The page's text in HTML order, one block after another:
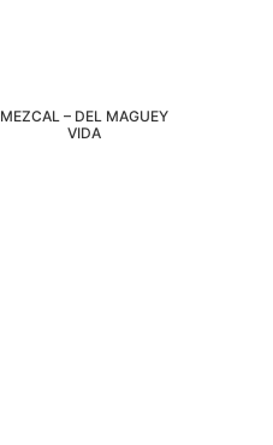
MEZCAL – DEL MAGUEY
VIDA